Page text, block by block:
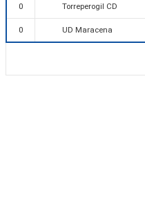
0 Torreperogil CD
0 UD Maracena